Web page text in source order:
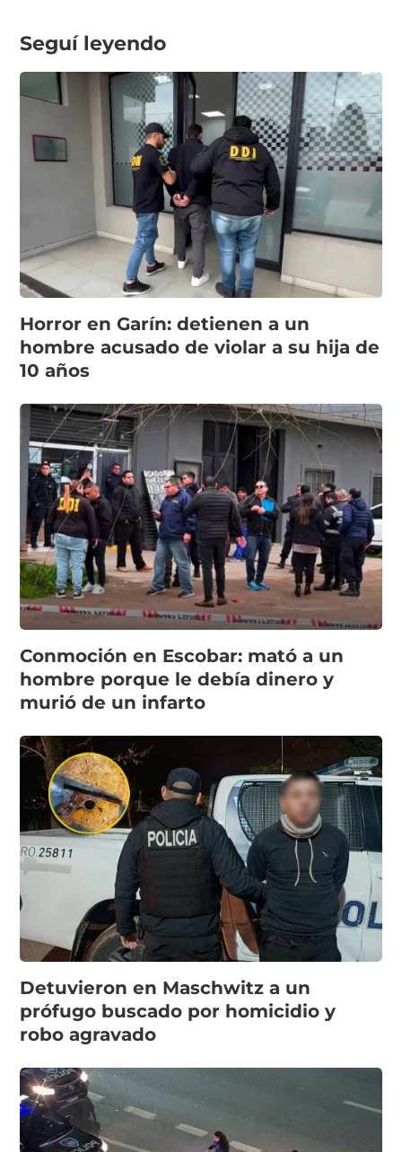
Seguí leyendo
Horror en Garín: detienen a un
hombre acusado de violar a su hija de
10 años
Conmoción en Escobar: mató a un
hombre porque le debía dinero y
murió de un infarto
Detuvieron en Maschwitz a un
prófugo buscado por homicidio y
robo agravado